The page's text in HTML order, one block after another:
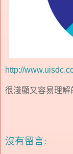
http://
很淺顯又容易理解
沒有留言: